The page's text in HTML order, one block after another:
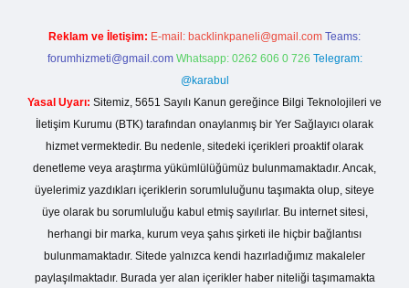
Reklam ve İletişim: E-mail: backlinkpaneli@gmail.com Teams:
forumhizmeti@gmail.com Whatsapp: 0262 606 0 726 Telegram:
@karabul
Yasal Uyarı: Sitemiz, 5651 Sayılı Kanun gereğince Bilgi Teknolojileri ve
İletişim Kurumu (BTK) tarafından onaylanmış bir Yer Sağlayıcı olarak
hizmet vermektedir. Bu nedenle, sitedeki içerikleri proaktif olarak
denetleme veya araştırma yükümlülüğümüz bulunmamaktadır. Ancak,
üyelerimiz yazdıkları içeriklerin sorumluluğunu taşımakta olup, siteye
üye olarak bu sorumluluğu kabul etmiş sayılırlar. Bu internet sitesi,
herhangi bir marka, kurum veya şahıs şirketi ile hiçbir bağlantısı
bulunmamaktadır. Sitede yalnızca kendi hazırladığımız makaleler
paylaşılmaktadır. Burada yer alan içerikler haber niteliği taşımamakta